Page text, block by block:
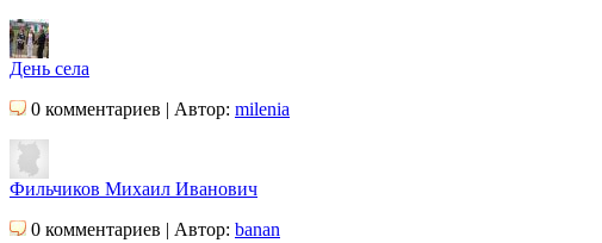
День села
0 комментариев | Автор: milenia
Фильчиков Михаил Иванович
0 комментариев | Автор: banan